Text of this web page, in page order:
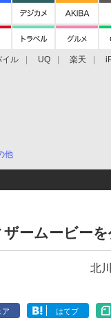
イル UQ 楽天
他
ームービーを
北
ア はてブ